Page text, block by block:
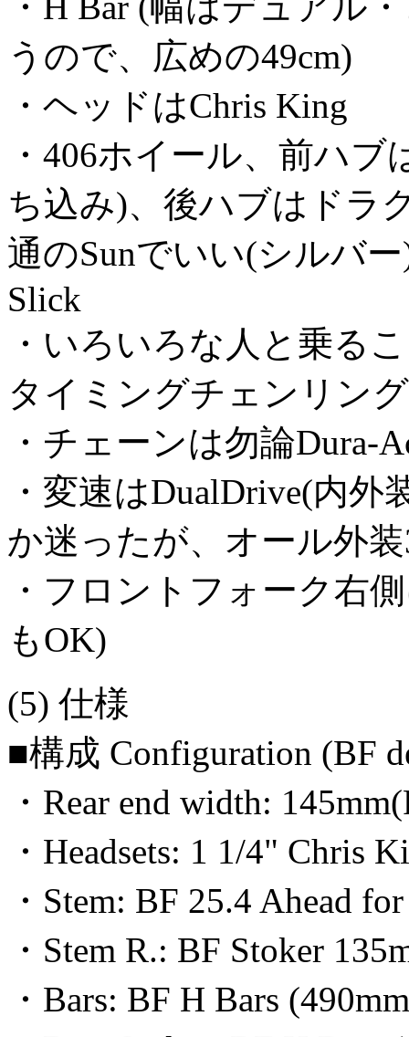
うので、広めの49cm)
・ヘッドはChris King
・406ホイール、前ハブ
ち込み)、後ハブはドラ
通のSunでいい(シルバ
Slick
・いろいろな人と乗る
タイミングチェンリン
・チェーンは勿論Dura-
・変速はDualDrive(内
か迷ったが、オール外
・フロントフォーク右
もOK)
(5) 仕様
■構成 Configuration (BF
・Rear end width:
・Headsets: 1 1/4" Chris
・Stem: BF 25.4 Ahead
・Stem R.: BF Stoker
・Bars: BF H Bars